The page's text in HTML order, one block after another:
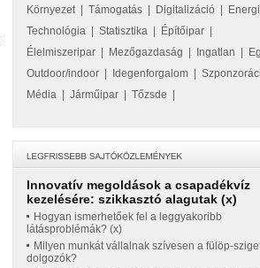
Környezet| Támogatás Digitalizáció
Technológia
Statisztika Építőipar
Élelmiszeripar
Mezőgazdaság Ingatlan
Outdoor/indoor
Idegenforgalom
Média
Járműipar Tőzsde
Innovatív megoldások a csapadékvíz
kezelésére: szikkasztó alagutak (x)
Hogyan ismerhetőek fel a leggyakoribb
látásproblémák? (x)
Milyen munkát vállalnak szívesen a fülöp-
dolgozók?